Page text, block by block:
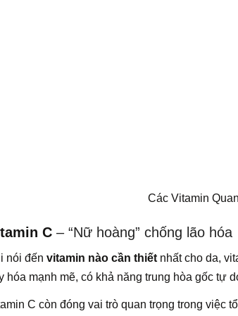
Các Vitamin
C – “Nữ hoàng” chống lão hóa
nói đến vitamin nào cần thiết nhất cho da,
hóa mạnh mẽ, có khả năng trung hòa gốc tự
C còn đóng vai trò quan trọng trong việc